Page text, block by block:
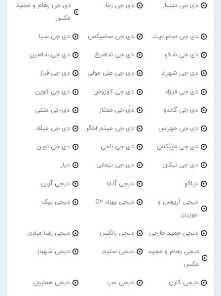
دی جی دینیار دی جی رجا
دی جی رهام و مجید
مکس
دی جی سام بیت دی جی سامیکس دی جی سیا
دی جی شائو دی جی شاهرخ دی جی شاهین
دی جی شهراد دی جی علی مولی دی جی فراز
دی جی فرزاد دی جی کوروش دی جی کوین
دی جی گاندو دی جی ممتاز دی جی منتی
دی جی مهراس دی جی میثم اخگر دی جی میلاد
دی جی میلکس دی جی نامی دی جی نوین
دی جی نیکان دی جی نیمانی دیار
دیاکو دیجی آتابا دیجی آربن
دیجی آریوس و
موبیتز
دیجی بهزاد O2 دیجی بیک
دیجی حمید خارجی دیجی رانکس دیجی رضا مرادی
دیجی رهام و مجید
مکس
دیجی سلیم دیجی شهباز
دیجی کارن دیجی مپ دیجی همایون